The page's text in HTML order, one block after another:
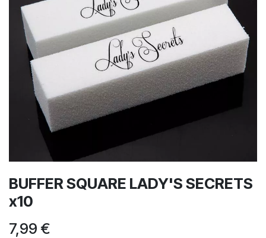
BUFFER SQUARE LADY'S SECRETS
x10
7,99 €